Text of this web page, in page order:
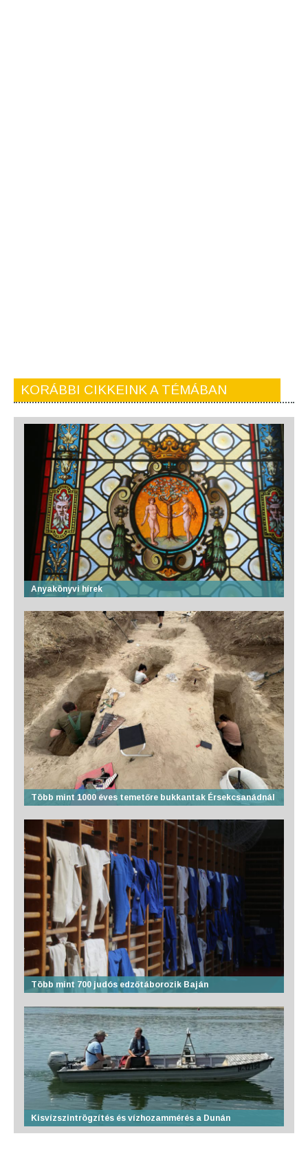
KORÁBBI CIKKEINK A TÉMÁBAN
Anyakönyvi hírek
Több mint 1000 éves temetőre bukkantak Érsekcsanádnál
Több mint 700 judós edzőtáborozik Baján
Kisvízszintrögzítés és vízhozammérés a Dunán